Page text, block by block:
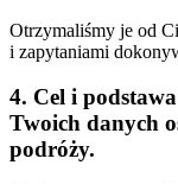
Otrzymaliśmy je od
i zapytaniami
4. Cel i
Twoich danych
podróży.